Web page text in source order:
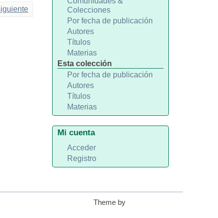
Colecciones
Por fecha de publicación
Autores
Títulos
Materias
Esta colección
Por fecha de publicación
Autores
Títulos
Materias
Mi cuenta
Acceder
Registro
Theme by